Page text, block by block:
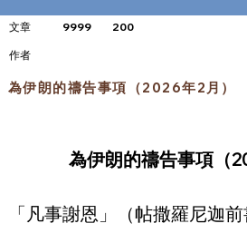
文章 9999 200
​作者
為伊朗的禱告事項（2026年2月）
為伊朗的禱告事項（
「凡事謝恩」（帖撒羅尼迦前